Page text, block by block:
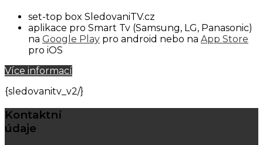
set-top box SledovaniTV.cz
aplikace pro Smart Tv (Samsung, LG, Panasonic)
na Google Play pro android nebo na App Store
pro iOS
Více informací
{sledovanitv_v2/}
Kontaktní
údaje